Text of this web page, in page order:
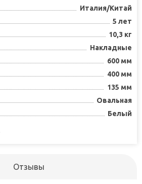
Италия/Китай
5 лет
10,3 кг
Накладные
600 мм
400 мм
135 мм
Овальная
Белый
Отзывы